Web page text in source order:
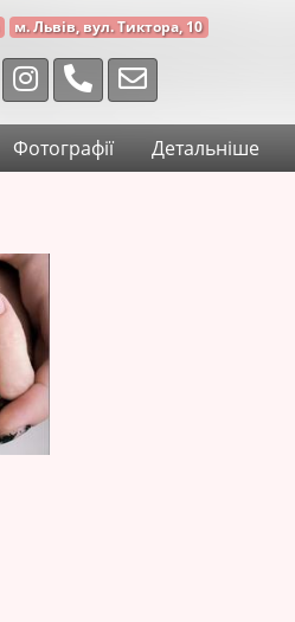
м. Львів, вул. Тиктора, 10
Фотографії Детальніше